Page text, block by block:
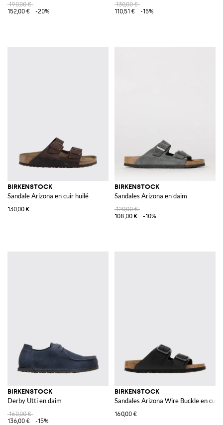
190,00 €
152,00 €
-20%
130,00 €
110,51 €
-15%
BIRKENSTOCK
Sandale Arizona en cuir huilé
130,00 €
BIRKENSTOCK
Sandales Arizona en daim
120,00 €
108,00 €
-10%
BIRKENSTOCK
Derby Utti en daim
160,00 €
136,00 €
-15%
BIRKENSTOCK
Sandales Arizona Wire Buckle en cuir
160,00 €